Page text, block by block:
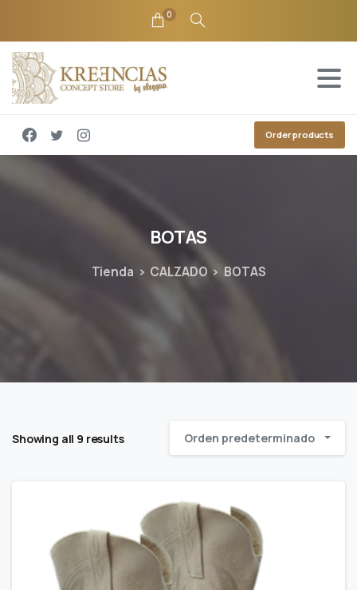
0
Order products
BOTAS
Tienda CALZADO BOTAS
Showing all 9 results Orden predeterminado